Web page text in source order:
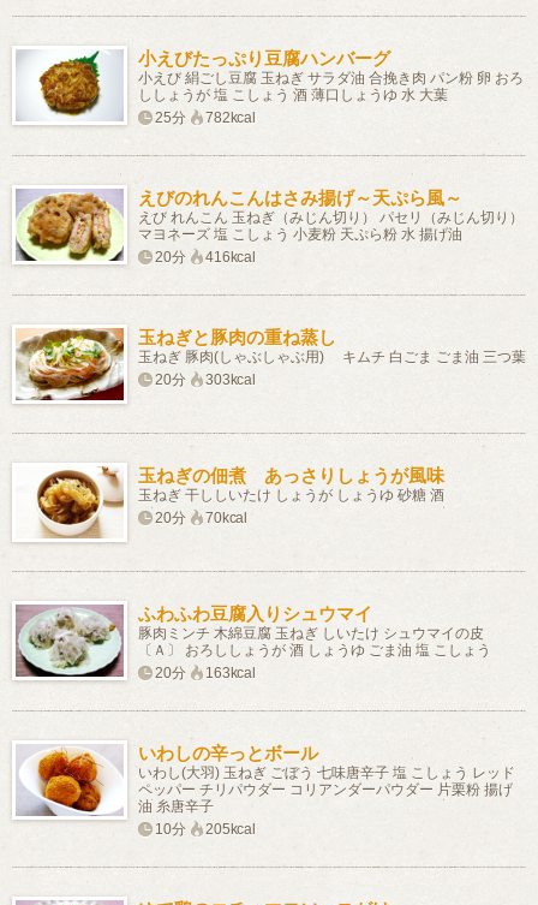
小えびたっぷり豆腐ハンバーグ
小えび 絹ごし豆腐 玉ねぎ サラダ油 合挽き肉 パン粉 卵 おろ
ししょうが 塩 こしょう 酒 薄口しょうゆ 水 大葉
25分
782kcal
えびのれんこんはさみ揚げ～天ぷら風～
えび れんこん 玉ねぎ（みじん切り） パセリ（みじん切り）
マヨネーズ 塩 こしょう 小麦粉 天ぷら粉 水 揚げ油
20分
416kcal
玉ねぎと豚肉の重ね蒸し
玉ねぎ 豚肉(しゃぶしゃぶ用) キムチ 白ごま ごま油 三つ葉
20分
303kcal
玉ねぎの佃煮 あっさりしょうが風味
玉ねぎ 干ししいたけ しょうが しょうゆ 砂糖 酒
20分
70kcal
ふわふわ豆腐入りシュウマイ
豚肉ミンチ 木綿豆腐 玉ねぎ しいたけ シュウマイの皮
〔Ａ〕 おろししょうが 酒 しょうゆ ごま油 塩 こしょう
20分
163kcal
いわしの辛っとボール
いわし(大羽) 玉ねぎ ごぼう 七味唐辛子 塩 こしょう レッド
ペッパー チリパウダー コリアンダーパウダー 片栗粉 揚げ
油 糸唐辛子
10分
205kcal